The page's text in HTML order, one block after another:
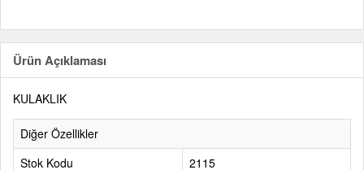
Ürün Açıklaması
KULAKLIK
Diğer Özellikler
Stok Kodu
2115